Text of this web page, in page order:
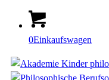
0Einkaufswagen